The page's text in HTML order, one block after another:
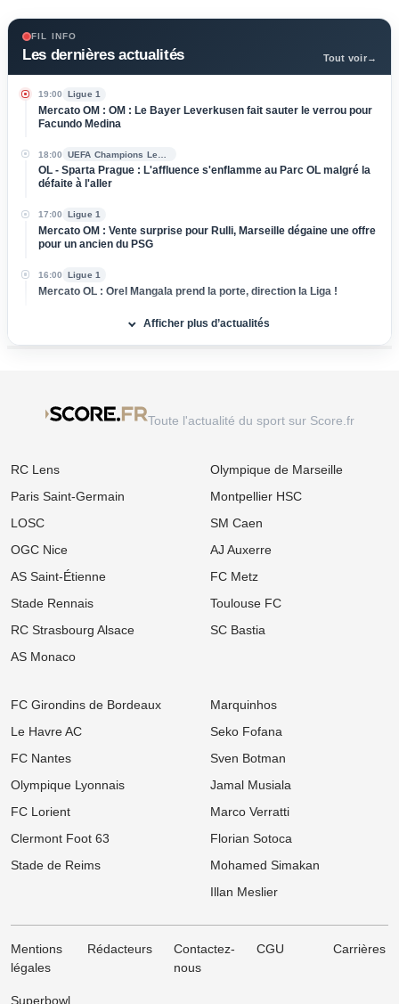
FIL INFO
Les dernières actualités Tout voir→
19:00 Ligue 1
Mercato OM : OM : Le Bayer Leverkusen fait sauter le verrou pour
Facundo Medina
18:00
OL - Sparta Prague : L'affluence s'enflamme au Parc OL malgré la
défaite à l'aller
17:00 Ligue 1
Mercato OM : Vente surprise pour Rulli, Marseille dégaine une offre
pour un ancien du PSG
16:00 Ligue 1
Mercato OL : Orel Mangala prend la porte, direction la Liga !
13:00 Ligue 1
Mercato OM : Un Champion du Monde réclame son transfert à
12:00
Mercato OL : Accord trouvé avec une pépite de la Coupe du
Monde, le transfert bloqué !
Mercato Rennes : Fulham et Liverpool à l'affût, le SRFC résiste
sortie !
09:00 Ligue 1
Mercato : Le PSG frappe un grand coup avec Akliouche et
Ligue 1 : « Le Brighton français », le projet ambitieux du TFC
enflamme l'After Foot !
06/08 Ligue 1
saoudite à Al-Diraiyah
Afficher plus d’actualités
Toute l'actualité du sport sur Score.fr
RC Lens
Paris Saint-Germain
LOSC
OGC Nice
AS Saint-Étienne
Stade Rennais
RC Strasbourg Alsace
AS Monaco
Olympique de Marseille
Montpellier HSC
SM Caen
AJ Auxerre
FC Metz
Toulouse FC
SC Bastia
FC Girondins de Bordeaux
Le Havre AC
FC Nantes
Olympique Lyonnais
FC Lorient
Clermont Foot 63
Stade de Reims
Marquinhos
Seko Fofana
Sven Botman
Jamal Musiala
Marco Verratti
Florian Sotoca
Mohamed Simakan
Illan Meslier
Mentions
légales
Rédacteurs
Contactez-
nous
CGU Carrières
Superbowl